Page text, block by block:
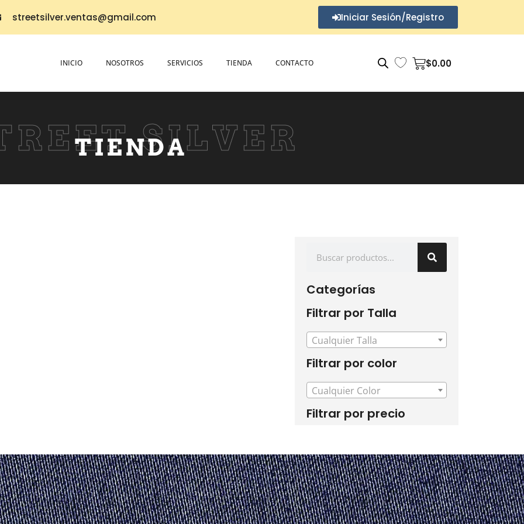
streetsilver.ventas@gmail.com Iniciar Sesión/Registro
INICIO NOSOTROS SERVICIOS TIENDA CONTACTO $0.00
SILVER
TIENDA
Categorías
Filtrar por Talla
Cualquier Talla
Filtrar por color
Cualquier Color
Filtrar por precio